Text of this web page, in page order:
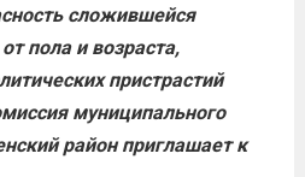
сложившейся
пола и возраста,
пристрастий
муниципального
район приглашает к